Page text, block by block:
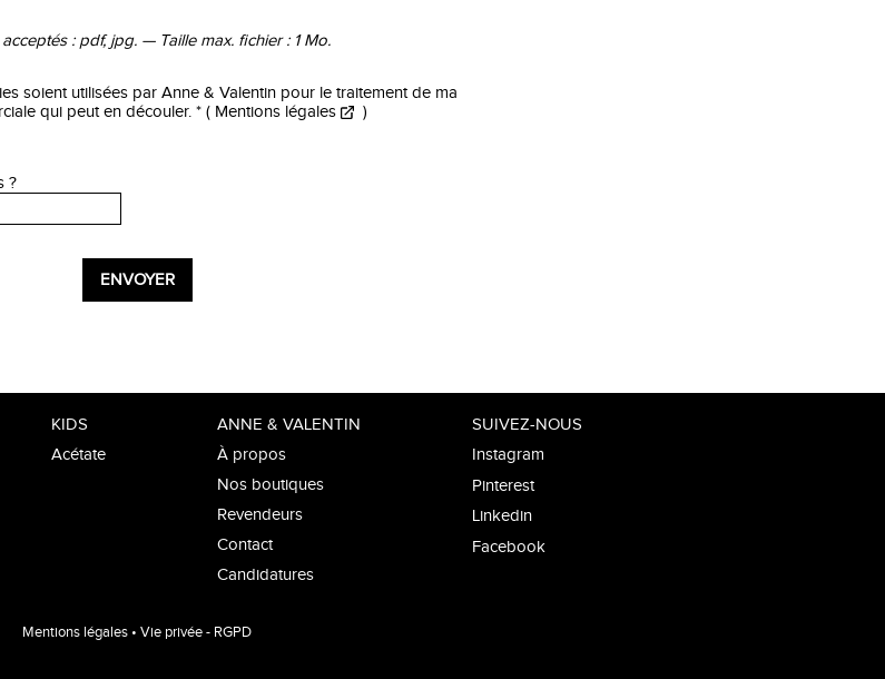
: pdf, jpg. — Taille max. fichier : 1 Mo.
soient utilisées par Anne & Valentin pour le traitement de ma
qui peut en découler. * ( Mentions légales )
?
KIDS
Acétate
ANNE & VALENTIN
À propos
Nos boutiques
Revendeurs
Contact
Candidatures
SUIVEZ-NOUS
Instagram
Pinterest
Linkedin
Facebook
Mentions légales • Vie privée - RGPD